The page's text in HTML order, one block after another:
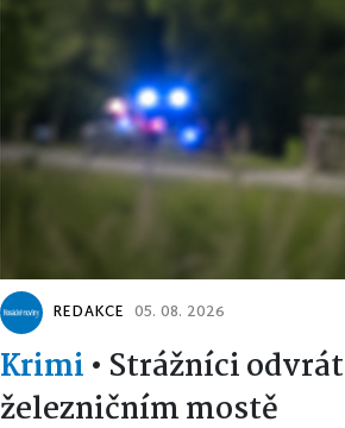
REDAKCE 05. 08. 2026
Krimi • Strážníci
železničním mostě